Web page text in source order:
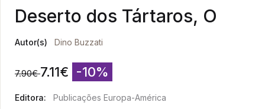
Deserto dos Tártaros, O
Autor(s) Dino Buzzati
7.90€ 7.11€ -10%
Editora:
Publicações Europa-América